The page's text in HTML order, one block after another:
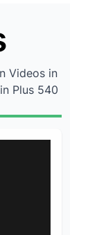
Videos in
Plus 540